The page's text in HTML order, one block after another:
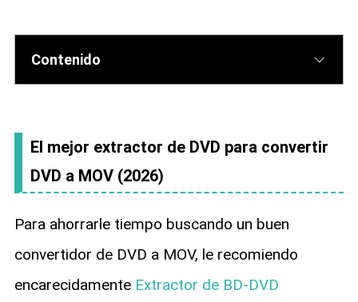
Contenido
El mejor extractor de DVD para convertir
DVD a MOV (2026)
Para ahorrarle tiempo buscando un buen
convertidor de DVD a MOV, le recomiendo
encarecidamente Extractor de BD-DVD